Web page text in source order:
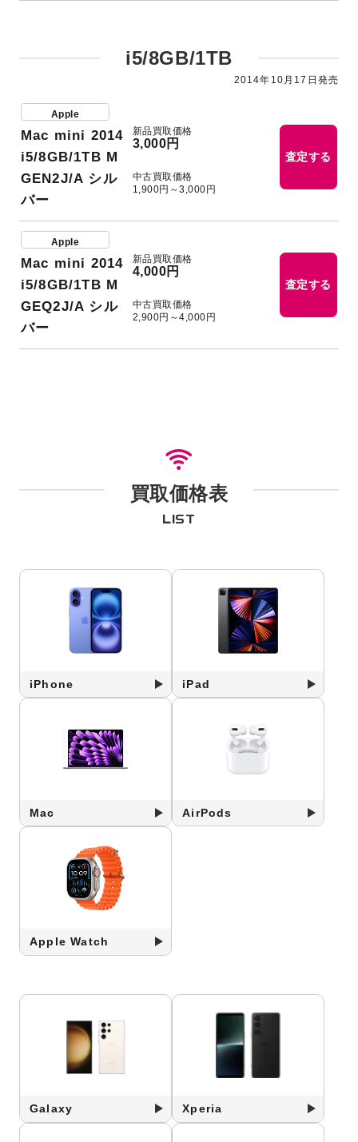
i5/8GB/1TB
2014年10月17日発売
Apple
Mac mini 2014
i5/8GB/1TB M
GEN2J/A シル
バー
新品買取価格
3,000円
中古買取価格
1,900円～3,000円
査定する
Apple
Mac mini 2014
i5/8GB/1TB M
GEQ2J/A シル
バー
新品買取価格
4,000円
中古買取価格
2,900円～4,000円
査定する
買取価格表
LIST
iPhone iPad
Mac AirPods
Apple Watch
Galaxy Xperia